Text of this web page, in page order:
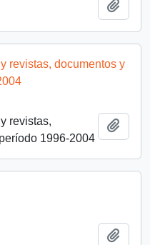
revistas, documentos y
revistas,
1996-2004